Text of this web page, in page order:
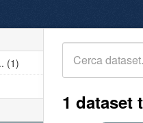
1 dataset
(1)